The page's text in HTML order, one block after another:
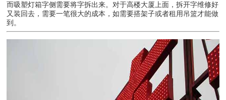
而吸塑灯箱字侧需要将字拆出来。对于高楼大厦上面，拆开字维修好
又装回去，需要一笔很大的成本，如需要搭架子或者租用吊篮才能做
到。